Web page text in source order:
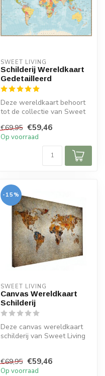
SWEET LIVING
Schilderij Wereldkaart
Gedetailleerd
Deze wereldkaart behoort
tot de collectie van Sweet
can...
€69,95 €59,46
Op voorraad
-15%
SWEET LIVING
Canvas Wereldkaart
Schilderij
Deze canvas wereldkaart
schilderij van Sweet Living
€69,95 €59,46
Op voorraad